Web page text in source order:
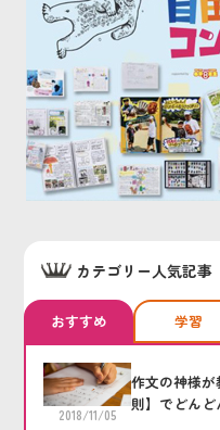
カテゴリー人気記事
おすすめ 学習
2018/11/05
作文の神様
則】でどんど